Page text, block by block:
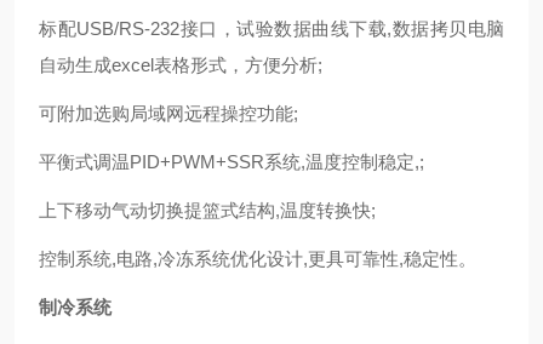
标配USB/RS-232接口，试验数据曲线下载,数据拷贝电脑
自动生成excel表格形式，方便分析;
可附加选购局域网远程操控功能;
平衡式调温PID+PWM+SSR系统,温度控制稳定,;
上下移动气动切换提篮式结构,温度转换快;
控制系统,电路,冷冻系统优化设计,更具可靠性,稳定性。
制冷系统